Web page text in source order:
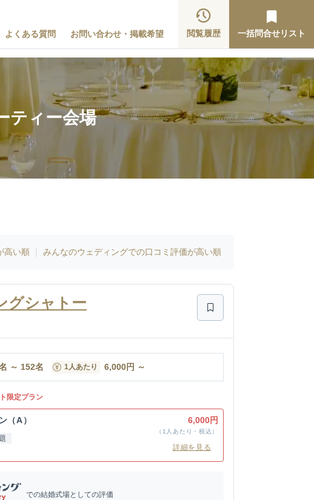
よくある質問 お問い合わせ・掲載希望 閲覧履歴 一括問合せリスト
ティー会場
高い順 みんなのウェディングでの口コミ評価が高い順
グシャトー
～ 152名 1人あたり 6,000円 ～
限定プラン
（A） 6,000円
（1人あたり・税込）
詳細を見る
での結婚式場としての評価